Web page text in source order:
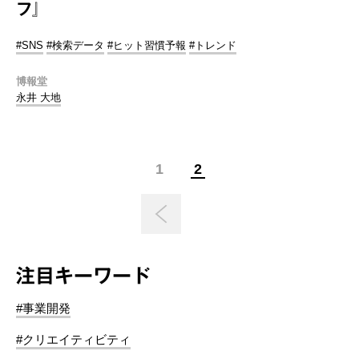
フ』
#SNS #検索データ #ヒット習慣予報 #トレンド
博報堂
永井 大地
1 2
注目キーワード
#事業開発
#クリエイティビティ